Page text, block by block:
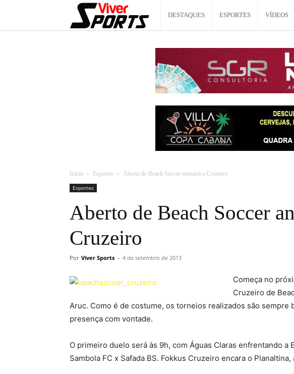
Viver
DESTAQUES ESPORTES VÍDEOS
Início Esportes
Aberto de Beach Soccer animará o Cruzeiro
Esportes
Aberto de Beach Soccer
Cruzeiro
Por Viver Sports - 4 de setembro de 2013
Começa no
Cruzeiro de
Aruc. Como é de costume, os torneios realizados são sempre
presença com vontade.
O primeiro duelo será às 9h, com Águas Claras enfrentando a
Sambola FC x Safada BS. Fokkus Cruzeiro encara o Planaltina,